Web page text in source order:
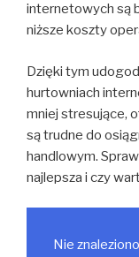
internetowych są
niższe koszty
Dzięki tym
hurtowniach
mniej stresujące,
są trudne do
handlowym.
najlepsza i czy
Nie